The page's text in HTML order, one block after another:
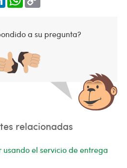
a su pregunta?
relacionadas
usando el servicio de entrega